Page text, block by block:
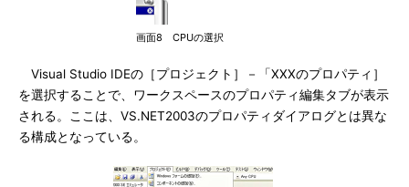
画面8 CPUの選択
Visual Studio IDEの［プロジェクト］－「XXXのプロパティ］
を選択することで、ワークスペースのプロパティ編集タブが表示
される。ここは、VS.NET2003のプロパティダイアログとは異な
る構成となっている。